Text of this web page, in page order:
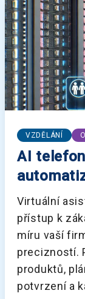
VZDĚLÁNÍ
AI
Virtuální
přístup k
míru vaší
precizností.
produktů,
potvrzení a